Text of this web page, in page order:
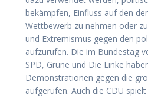
bekämpfen, Einfluss auf den
Wettbewerb zu nehmen oder
und Extremismus gegen den
aufzurufen. Die im Bundestag
SPD, Grüne und Die Linke
Demonstrationen gegen die
aufgerufen. Auch die CDU